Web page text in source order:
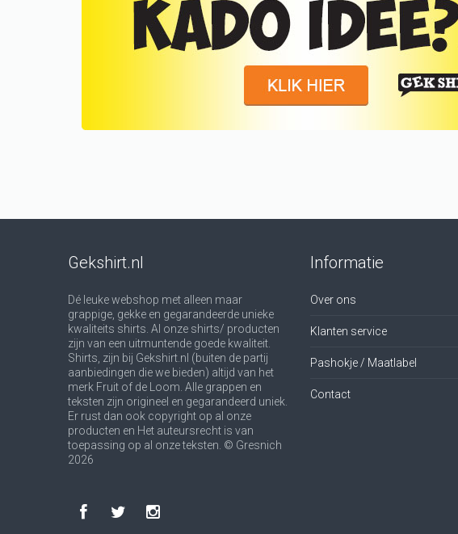
Gekshirt.nl
Dé leuke webshop met alleen maar
grappige, gekke en gegarandeerde unieke
kwaliteits shirts. Al onze shirts/ producten
zijn van een uitmuntende goede kwaliteit.
Shirts, zijn bij Gekshirt.nl (buiten de partij
aanbiedingen die we bieden) altijd van het
merk Fruit of de Loom. Alle grappen en
teksten zijn origineel en gegarandeerd uniek.
Er rust dan ook copyright op al onze
producten en Het auteursrecht is van
toepassing op al onze teksten. © Gresnich
2026
Informatie
Over ons
Klanten service
Pashokje / Maatlabel
Contact